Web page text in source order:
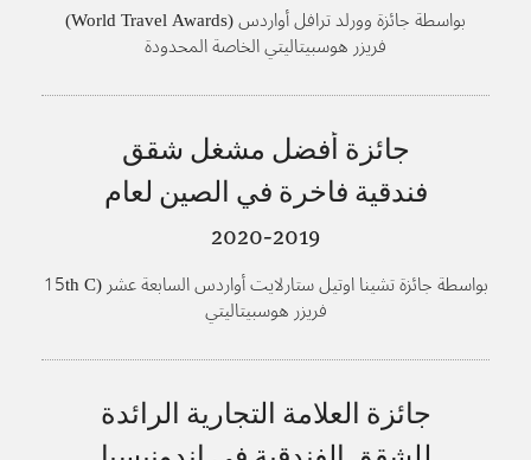
بواسطة جائزة وورلد ترافل أواردس (World Travel Awards)
فريزر هوسبيتاليتي الخاصة المحدودة
جائزة أفضل مشغل شقق
فندقية فاخرة في الصين لعام
2019-2020
بواسطة جائزة تشينا اوتيل ستارلايت أواردس السابعة عشر (15th C
hina Hotel Starlight Awards)
فريزر هوسبيتاليتي
جائزة العلامة التجارية الرائدة